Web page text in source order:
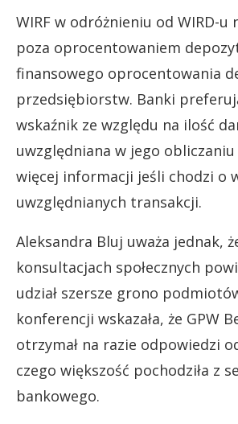
WIRF w odróżnieniu od WIRD-u
poza oprocentowaniem
finansowego oprocentowania
przedsiębiorstw. Banki
wskaźnik ze względu na ilość
uwzględniana w jego
więcej informacji jeśli chodzi o
uwzględnianych transakcji.
Aleksandra Bluj uważa jednak,
konsultacjach społecznych
udział szersze grono
konferencji wskazała, że GPW
otrzymał na razie odpowiedzi
czego większość pochodziła z
bankowego.